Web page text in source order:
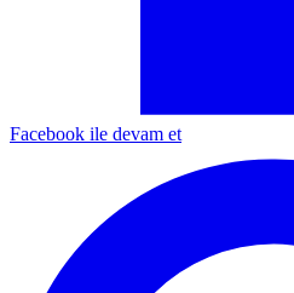
Facebook ile devam et